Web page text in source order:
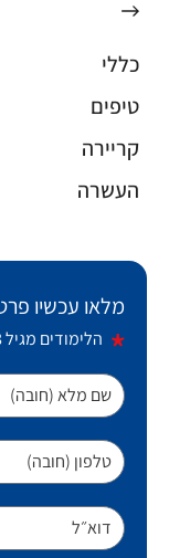
כללי
טיפים
קריירה
העשרה
מלאו עכשיו
הלימודים מגיל 18 ומעלה
שם מלא (חובה)
טלפון (חובה)
דוא״ל